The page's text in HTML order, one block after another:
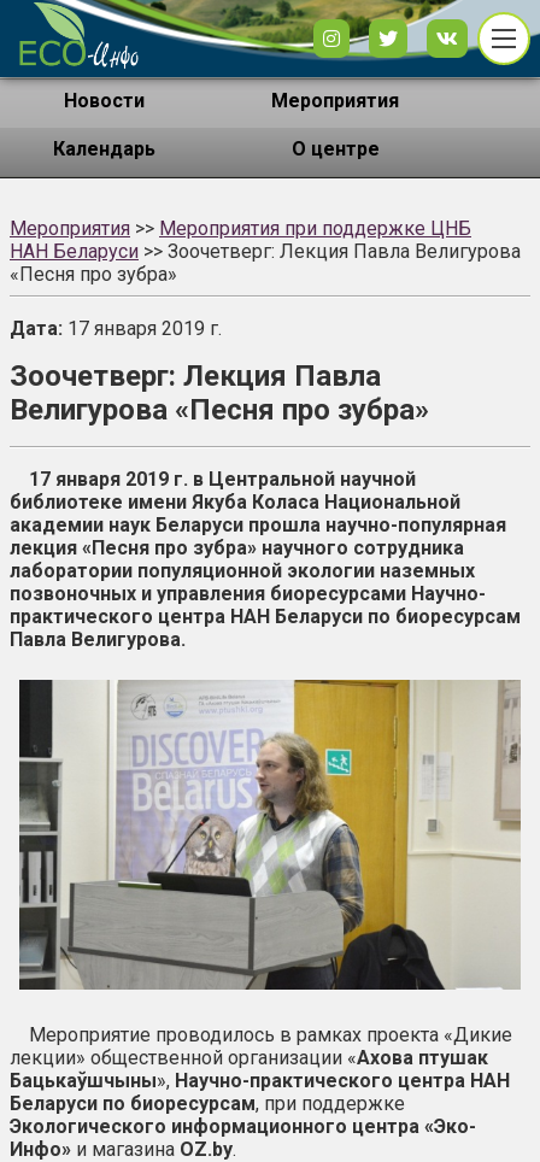
Новости Мероприятия
Календарь О центре
Мероприятия >> Мероприятия при поддержке ЦНБ
НАН Беларуси >> Зоочетверг: Лекция Павла Велигурова
«Песня про зубра»
17 января 2019 г.
Зоочетверг: Лекция Павла
Велигурова «Песня про зубра»
17 января 2019 г. в Центральной научной
библиотеке имени Якуба Коласа Национальной
академии наук Беларуси прошла научно-популярная
лекция «Песня про зубра» научного сотрудника
лаборатории популяционной экологии наземных
позвоночных и управления биоресурсами Научно-
практического центра НАН Беларуси по биоресурсам
Павла Велигурова.
Мероприятие проводилось в рамках проекта «Дикие
лекции» общественной организации «Ахова птушак
Бацькаўшчыны», Научно-практического центра НАН
Беларуси по биоресурсам, при поддержке
Экологического информационного центра «Эко-
Инфо» и магазина OZ.by.